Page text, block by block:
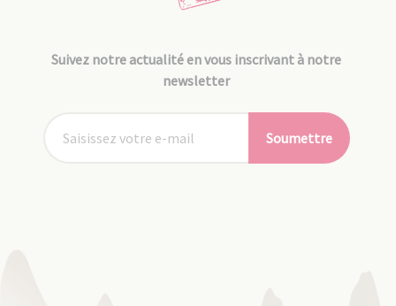
Suivez notre actualité en vous inscrivant à notre
newsletter
Soumettre